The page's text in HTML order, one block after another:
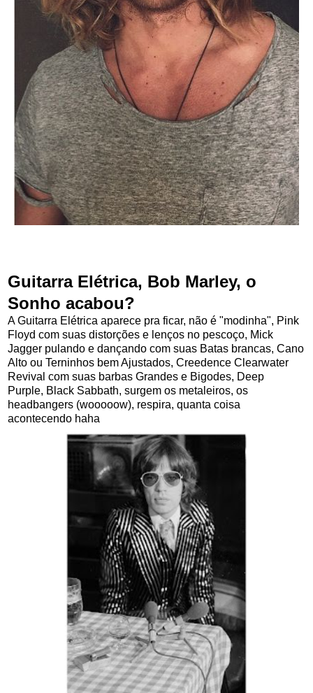
Guitarra Elétrica, Bob Marley, o
Sonho acabou?
A Guitarra Elétrica aparece pra ficar, não é "modinha", Pink
Floyd com suas distorções e lenços no pescoço, Mick
Jagger pulando e dançando com suas Batas brancas, Cano
Alto ou Terninhos bem Ajustados, Creedence Clearwater
Revival com suas barbas Grandes e Bigodes, Deep
Purple, Black Sabbath, surgem os metaleiros, os
headbangers (wooooow), respira, quanta coisa
acontecendo haha